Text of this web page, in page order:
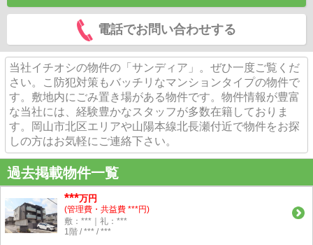
電話でお問い合わせする
当社イチオシの物件の「サンディア」。ぜひ一度ご覧くだ
さい。こ防犯対策もバッチリなマンションタイプの物件で
す。敷地内にごみ置き場がある物件です。物件情報が豊富
な当社には、経験豊かなスタッフが多数在籍しておりま
す。岡山市北区エリアや山陽本線北長瀬付近で物件をお探
しの方はお気軽にご連絡下さい。
過去掲載物件一覧
***万円
(管理費・共益費 ***円)
敷：***｜礼：***
1階 / *** / ***